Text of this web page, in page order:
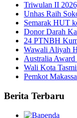
Triwulan II
Unhas Raih
Semarak HUT
Donor Darah
24 PTNBH
Wawali Aliyah
Australia
Wali Kota
Pemkot
Berita Terbaru